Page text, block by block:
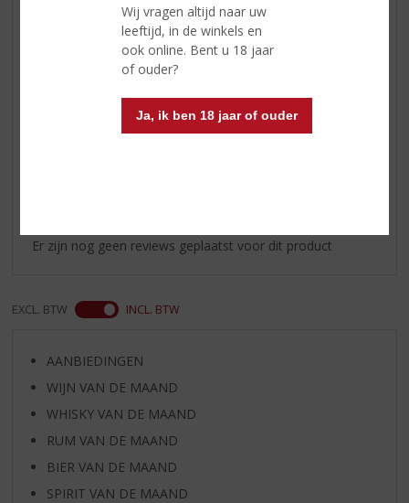
Wij vragen altijd naar uw
leeftijd, in de winkels en
ook online. Bent u 18 jaar
of ouder?
Ja, ik ben 18 jaar of ouder
lekker bij vele rijke
(pasta)gerechten, stoofschotels,
stevige vleesgerechten, oude
kazen
16-18 °C
Er zijn nog geen reviews geplaatst voor dit product
EXCL. BTW INCL. BTW
AANBIEDINGEN
WIJN VAN DE MAAND
WHISKY VAN DE MAAND
RUM VAN DE MAAND
BIER VAN DE MAAND
SPIRIT VAN DE MAAND